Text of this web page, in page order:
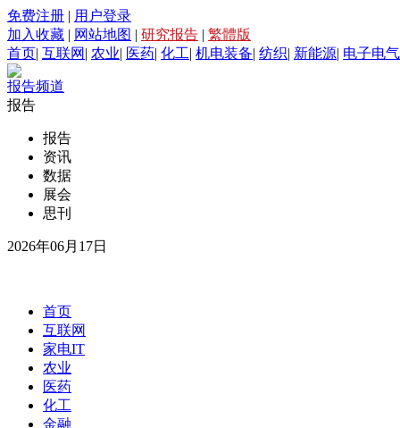
免费注册 | 用户登录
加入收藏 | 网站地图 | 研究报告 | 繁體版
首页| 互联网 | 农业| 医药| 化工| 机电装备| 纺织| 新能源| 电子电气
报告频道
报告
报告
资讯
数据
展会
思刊
2026年06月17日
首页
互联网
家电IT
农业
医药
化工
金融